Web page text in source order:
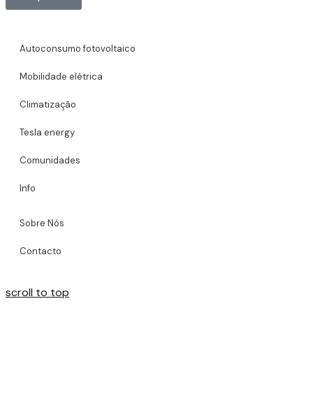
Autoconsumo fotovoltaico
Mobilidade elétrica
Climatização
Tesla energy
Comunidades
Info
Sobre Nós
Contacto
scroll to top